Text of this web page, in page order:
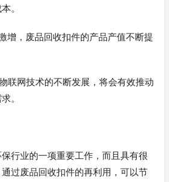
。
增，废品回收扣件的产品产值不断提
联网技术的不断发展，将会有效推动
。
行业的一项重要工作，而且具有很
过废品回收扣件的再利用，可以节